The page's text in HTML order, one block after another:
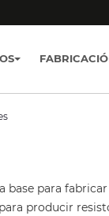
base para
producir